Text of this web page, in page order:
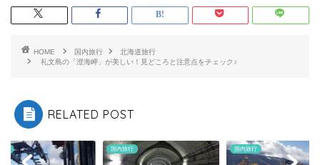
HOME 国内旅行
北海道旅行
礼文島の「澄海岬」が美しい！見どころと注意点をチェック♪
RELATED POST
国内旅行 国内旅行